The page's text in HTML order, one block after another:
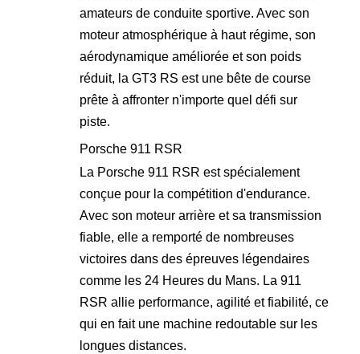
amateurs de conduite sportive. Avec son
moteur atmosphérique à haut régime, son
aérodynamique améliorée et son poids
réduit, la GT3 RS est une bête de course
prête à affronter n'importe quel défi sur
piste.
Porsche 911 RSR
La Porsche 911 RSR est spécialement
conçue pour la compétition d'endurance.
Avec son moteur arrière et sa transmission
fiable, elle a remporté de nombreuses
victoires dans des épreuves légendaires
comme les 24 Heures du Mans. La 911
RSR allie performance, agilité et fiabilité, ce
qui en fait une machine redoutable sur les
longues distances.